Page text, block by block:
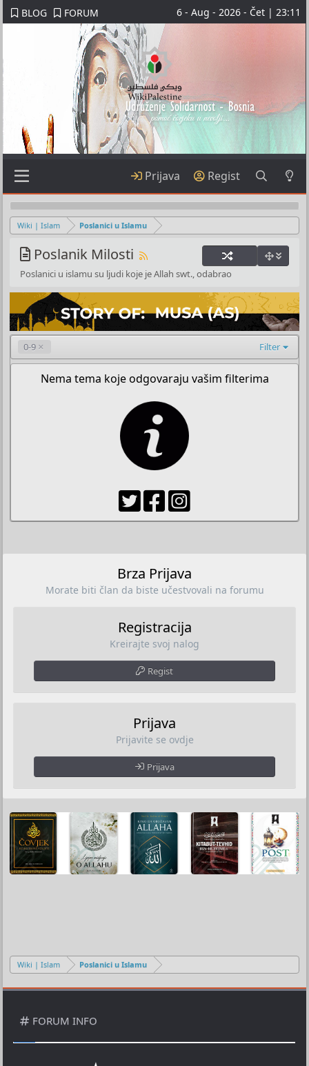
BLOG FORUM 6 - Aug - 2026 - Čet | 23:11
Prijava Regist
Wiki | Islam Poslanici u Islamu
Poslanik Milosti
Poslanici u islamu su ljudi koje je Allah swt., odabrao
0-9 Filter
Nema tema koje odgovaraju vašim filterima
Brza Prijava
Morate biti član da biste učestvovali na forumu
Registracija
Kreirajte svoj nalog
Regist
Prijava
Prijavite se ovdje
Prijava
Wiki | Islam Poslanici u Islamu
FORUM INFO